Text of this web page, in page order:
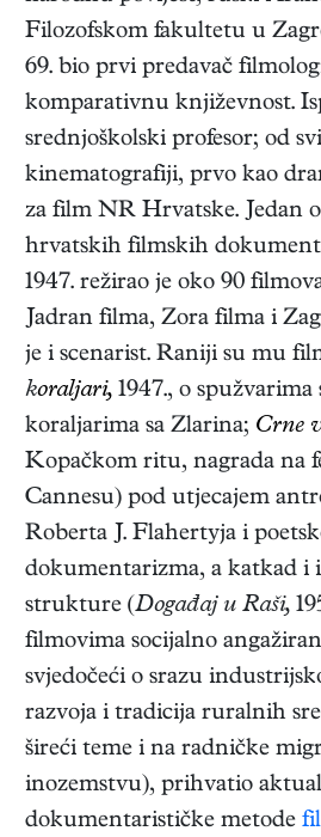
Filozofskom fakultetu u
69. bio prvi predavač
komparativnu književnost.
srednjoškolski profesor; od
kinematografiji, prvo kao
za film NR Hrvatske. Jedan
hrvatskih filmskih
1947. režirao je oko 90
Jadran filma, Zora filma i
je i scenarist. Raniji su mu
koraljari, 1947., o
koraljarima sa Zlarina; Crne
Kopačkom ritu, nagrada na
Cannesu) pod utjecajem
Roberta J. Flahertyja i
dokumentarizma, a katkad i
strukture (Događaj u Raši,
filmovima socijalno
svjedočeći o srazu
razvoja i tradicija ruralnih
šireći teme i na radničke
inozemstvu), prihvatio
dokumentarističke metode